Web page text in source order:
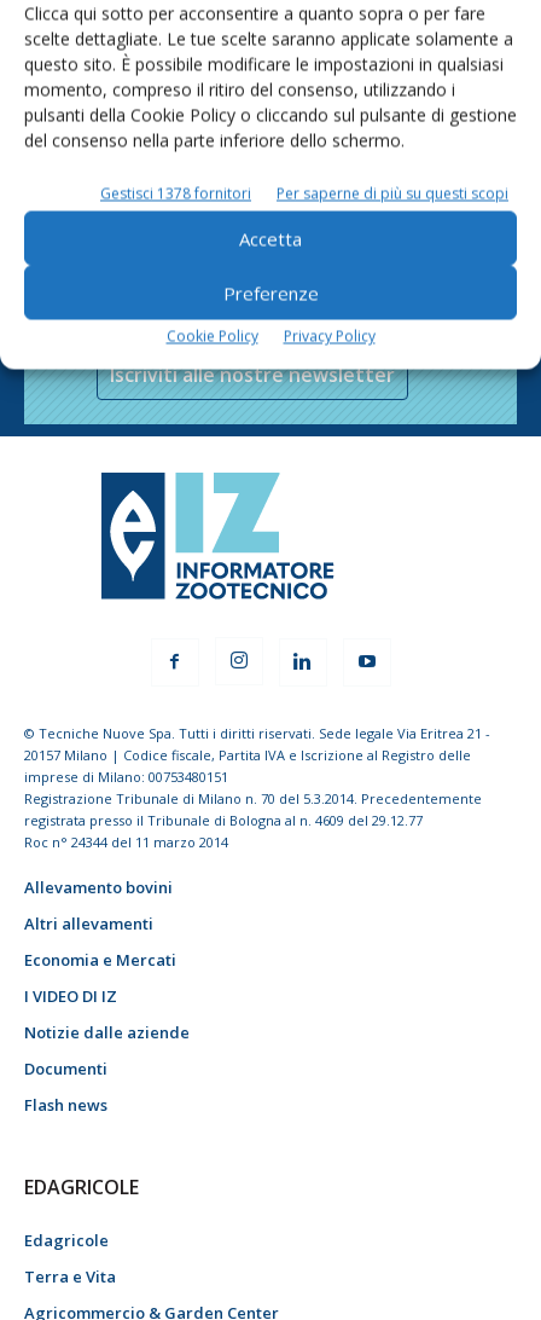
Clicca qui sotto per acconsentire a quanto sopra o per fare
scelte dettagliate. Le tue scelte saranno applicate solamente a
questo sito. È possibile modificare le impostazioni in qualsiasi
momento, compreso il ritiro del consenso, utilizzando i
pulsanti della Cookie Policy o cliccando sul pulsante di gestione
del consenso nella parte inferiore dello schermo.
Gestisci 1378 fornitori Per saperne di più su questi scopi
Accetta
Preferenze
Cookie Policy Privacy Policy
Rimani aggiornato sul mondo
dell’agricoltura
Iscriviti alle nostre newsletter
© Tecniche Nuove Spa. Tutti i diritti riservati. Sede legale Via Eritrea 21 -
20157 Milano | Codice fiscale, Partita IVA e Iscrizione al Registro delle
imprese di Milano: 00753480151
Registrazione Tribunale di Milano n. 70 del 5.3.2014. Precedentemente
registrata presso il Tribunale di Bologna al n. 4609 del 29.12.77
Roc n° 24344 del 11 marzo 2014
Allevamento bovini
Altri allevamenti
Economia e Mercati
I VIDEO DI IZ
Notizie dalle aziende
Documenti
Flash news
EDAGRICOLE
Edagricole
Terra e Vita
Agricommercio & Garden Center